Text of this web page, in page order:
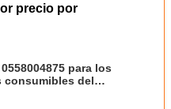
precio por
para los
consumibles del